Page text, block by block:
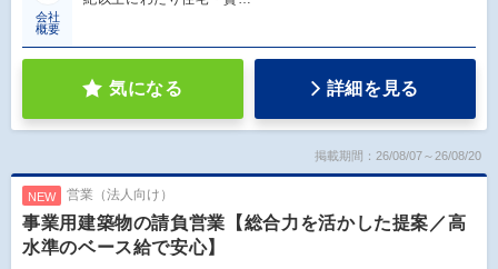
会社
概要
気になる 詳細を見る
掲載期間：26/08/07～26/08/20
NEW 営業（法人向け）
事業用建築物の請負営業【総合力を活かした提案／高
水準のベース給で安心】